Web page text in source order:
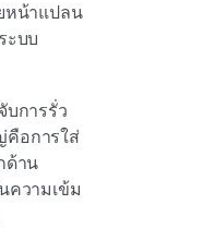
หน้าแปลน
ะบบ
บการรั่ว
อการใส่
ด้าน
ความเข้ม